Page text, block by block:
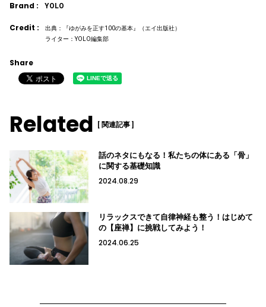
Brand : YOLO
Credit :
出典：『ゆがみを正す100の基本』（エイ出版社）
ライター：YOLO編集部
Share
Related [ 関連記事 ]
話のネタにもなる！私たちの体にある「骨」
に関する基礎知識
2024.08.29
リラックスできて自律神経も整う！はじめて
の【座禅】に挑戦してみよう！
2024.06.25